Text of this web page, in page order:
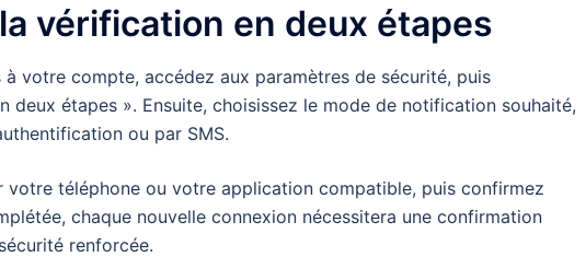
vérification en deux étapes
votre compte, accédez aux paramètres de sécurité, puis
deux étapes ». Ensuite, choisissez le mode de notification souhaité,
ou par SMS.
votre téléphone ou votre application compatible, puis confirmez
chaque nouvelle connexion nécessitera une confirmation
renforcée.